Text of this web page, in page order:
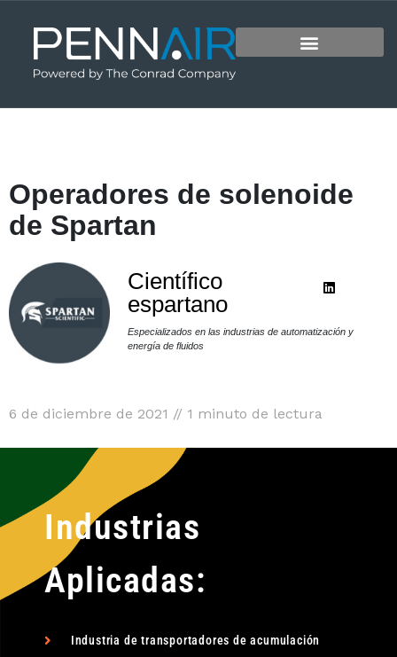
Operadores de solenoide
de Spartan
Científico
espartano
Especializados en las industrias de automatización y
energía de fluidos
6 de diciembre de 2021 // 1 minuto de lectura
Industrias
Aplicadas:
Industria de transportadores de acumulación